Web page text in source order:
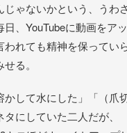
じゃないかという、うわ
、YouTubeに動画をア
われても精神を保ってい
る。
かして水にした」「（爪
にしていた二人だが、